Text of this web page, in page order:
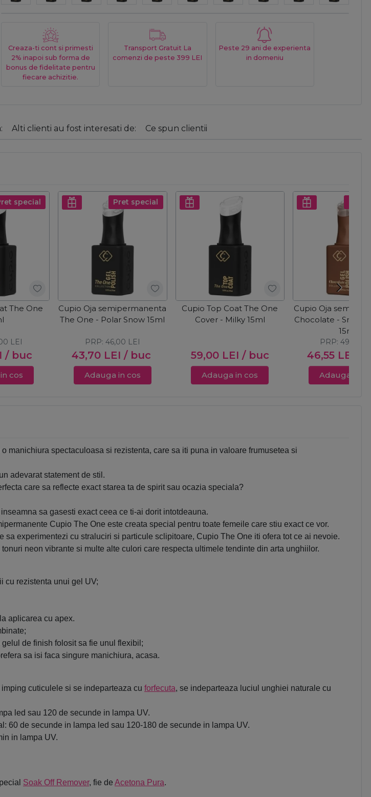
Creaza-ti cont si primesti
2% inapoi sub forma de
bonus de fidelitate pentru
fiecare achizitie.
Transport Gratuit La
comenzi de peste 399 LEI
Peste 29 ani de experienta
in domeniu
Alti clienti au fost interesati de: Ce spun clientii
special
The One
/ buc
LEI
cos
Pret special
Cupio Oja semipermanenta
The One - Polar Snow 15ml
43,70 LEI / buc
PRP: 46,00 LEI
Adauga in cos
Cupio Top Coat The One
Cover - Milky 15ml
59,00 LEI / buc
Adauga in cos
Cupio Oja
Chocolate -
15ml
46,55 LEI
PRP: 49,00
Adauga in
manichiura spectaculoasa si rezistenta, care sa iti puna in valoare frumusetea si
adevarat statement de stil.
care sa reflecte exact starea ta de spirit sau ocazia speciala?
sa gasesti exact ceea ce ti-ai dorit intotdeauna.
Cupio The One este creata special pentru toate femeile care stiu exact ce vor.
experimentezi cu straluciri si particule sclipitoare, Cupio The One iti ofera tot ce ai nevoie.
neon vibrante si multe alte culori care respecta ultimele tendinte din arta unghiilor.
cu rezistenta unui gel UV;
aplicarea cu apex.
de finish folosit sa fie unul flexibil;
sa isi faca singure manichiura, acasa.
cuticulele si se indeparteaza cu forfecuta, se indeparteaza luciul unghiei naturale cu
led sau 120 de secunde in lampa UV.
60 de secunde in lampa led sau 120-180 de secunde in lampa UV.
in lampa UV.
Soak Off Remover, fie de Acetona Pura.